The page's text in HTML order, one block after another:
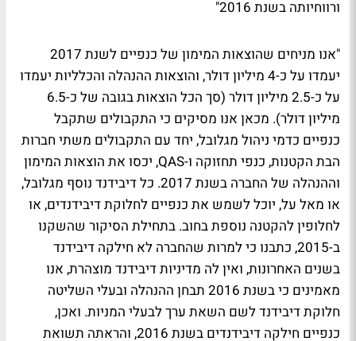
ורווחיותה בשנת 2016"
"אנו מניחים שהוצאות המימון של כנפיים לשנת 2017
יעמדו על כ-4 מיליון דולר, והוצאות ההנהלה והכלליות יעמדו
על כ-2.5 מיליון דולר (סך הכל הוצאות בגובה של כ-6.5
מיליון דולר). מכאן אנו מסיקים כי התקבולים שתקבל
כנפיים כדמי ניהול מגלובל, יחד עם התקבולים משתי חברות
הבת הקטנות, כנפי תחזוקה ו-QAS, יכסו את הוצאות המימון
וההנהלה של החברה בשנת 2017. כל דיבידנד נוסף מגלובל,
או מאל על, יוכל לשמש את כנפיים לחלוקת דיבידנדים, או
לחלופין להקטנה נוספת בחוב. בתחילת הסיקור שהשקנו
ב-2015, כתבנו כי למרות שהחברה לא חילקה דיבידנד
בשנים האחרונות, ואין לה מדיניות דיבידנד מוצהרת, אנו
מאמינים כי בשנת 2016 תבחן ההנהלה ובעלי השליטה
חלוקת דיבידנד לשם השאת ערך לבעלי המניות. ואכן,
כנפיים חילקה דיבידנדים בשנת 2016, והראתה תשואת